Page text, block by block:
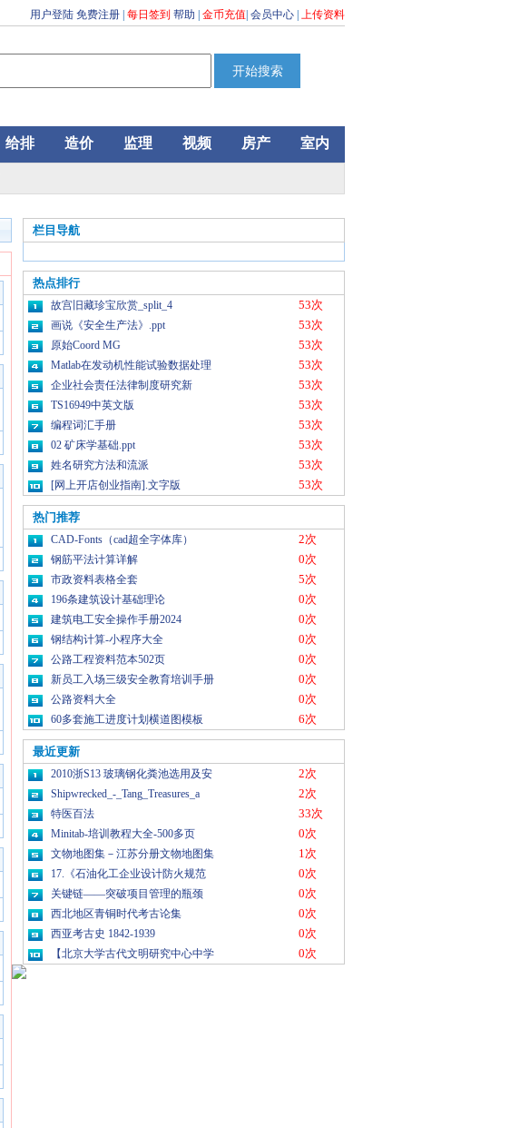
用户登陆 免费注册 每日签到 帮助 金币充值 会员中心 上传资料
给排 造价 监理 视频 房产 室内
栏目导航
热点排行
故宫旧藏珍宝欣赏_split_4 53次
画说《安全生产法》.ppt 53次
原始Coord MG 53次
Matlab在发动机性能试验数据处理 53次
企业社会责任法律制度研究新 53次
TS16949中英文版 53次
编程词汇手册 53次
02 矿床学基础.ppt 53次
姓名研究方法和流派 53次
[网上开店创业指南].文字版 53次
热门推荐
CAD-Fonts（cad超全字体库） 2次
钢筋平法计算详解 0次
市政资料表格全套 5次
196条建筑设计基础理论 0次
建筑电工安全操作手册2024 0次
钢结构计算-小程序大全 0次
公路工程资料范本502页 0次
新员工入场三级安全教育培训手册 0次
公路资料大全 0次
60多套施工进度计划横道图模板 6次
最近更新
2010浙S13 玻璃钢化粪池选用及安 2次
Shipwrecked_-_Tang_Treasures_a 2次
特医百法 33次
Minitab-培训教程大全-500多页 0次
文物地图集－江苏分册文物地图集 1次
17.《石油化工企业设计防火规范 0次
关键链——突破项目管理的瓶颈 0次
西北地区青铜时代考古论集 0次
西亚考古史 1842-1939 0次
【北京大学古代文明研究中心中学 0次